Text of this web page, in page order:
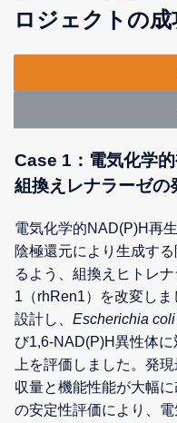
ロジェクトの成
Case 1：電気化学
組換えレナラーゼの
電気化学的NAD(P)H再
陰極還元により生成す
るよう、組換えヒトレ
1（rhRen1）を改変し
設計し、 Escherichia coli
び1,6-NAD(P)H異性体
上を評価しました。発
収量と機能性能が大幅
の安定性評価により、